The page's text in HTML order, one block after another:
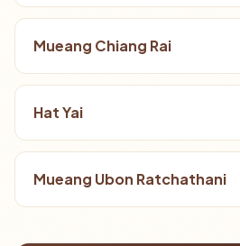
Mueang Chiang Rai
Hat Yai
Mueang Ubon Ratchathani